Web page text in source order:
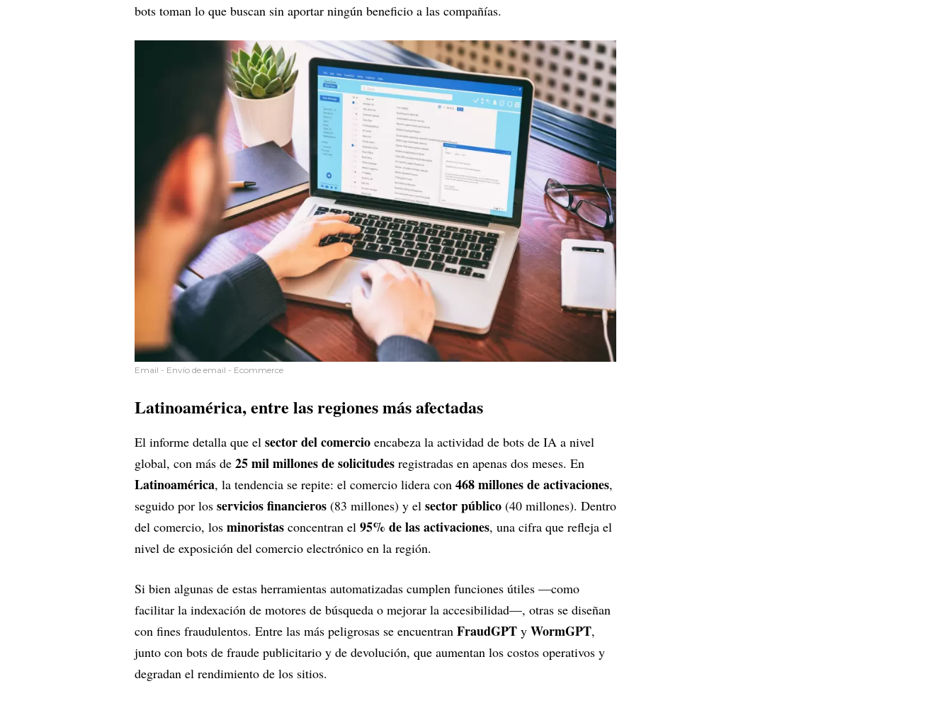
bots toman lo que buscan sin aportar ningún beneficio a las compañías.
Email - Envío de email - Ecommerce
Latinoamérica, entre las regiones más afectadas
El informe detalla que el sector del comercio encabeza la actividad de bots de IA a nivel
global, con más de 25 mil millones de solicitudes registradas en apenas dos meses. En
Latinoamérica, la tendencia se repite: el comercio lidera con 468 millones de activaciones,
seguido por los servicios financieros (83 millones) y el sector público (40 millones). Dentro
del comercio, los minoristas concentran el 95% de las activaciones, una cifra que refleja el
nivel de exposición del comercio electrónico en la región.
Si bien algunas de estas herramientas automatizadas cumplen funciones útiles —como
facilitar la indexación de motores de búsqueda o mejorar la accesibilidad—, otras se diseñan
con fines fraudulentos. Entre las más peligrosas se encuentran FraudGPT y WormGPT,
junto con bots de fraude publicitario y de devolución, que aumentan los costos operativos y
degradan el rendimiento de los sitios.